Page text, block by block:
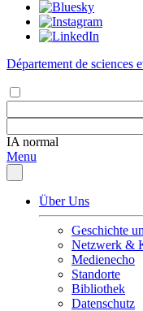
Département de sciences
IA normal
Menu
Über Uns
Geschichte
Netzwerk &
Medienecho
Standorte
Bibliothek
Datenschutz